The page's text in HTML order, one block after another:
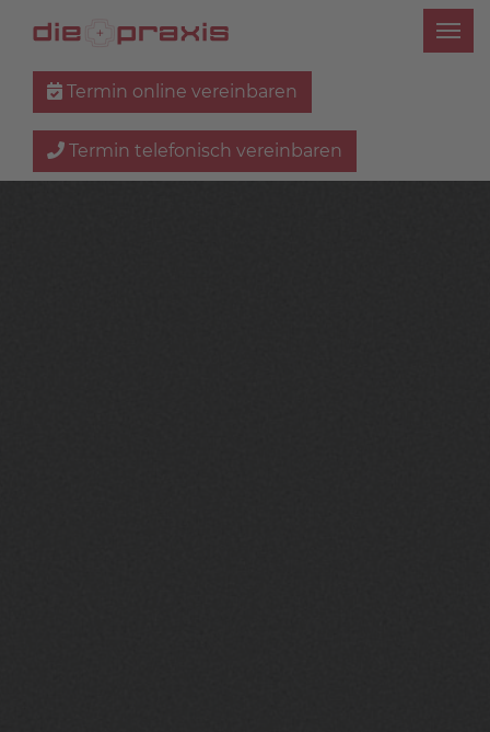
Termin online vereinbaren
Termin telefonisch vereinbaren